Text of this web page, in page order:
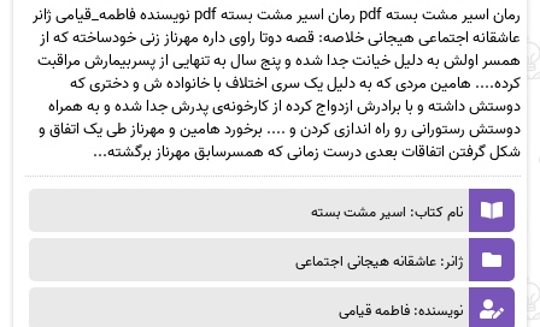
رمان اسیر مشت بسته pdf رمان اسیر مشت بسته pdf نویسنده فاطمه_قیامی ژانر
عاشقانه اجتماعی هیجانی خلاصه: قصه دوتا راوی داره مهرناز زنی خودساخته که از
همسر اولش به دلیل خیانت جدا شده و پنج سال به تنهایی از پسربیمارش مراقبت
کرده.... هامین مردی که به دلیل یک سری اختلاف با خانواده ش و دختری که
دوستش داشته و با برادرش ازدواج کرده از کارخونه‌ی پدرش جدا شده و به همراه
دوستش رستورانی رو راه اندازی کردن و .... برخورد هامین و مهرناز طی یک اتفاق و
شکل گرفتن اتفاقات بعدی درست زمانی که همسرسابق مهرناز برگشته...
نام کتاب: اسیر مشت بسته
ژانر: عاشقانه هیجانی اجتماعی
نویسنده: فاطمه قیامی